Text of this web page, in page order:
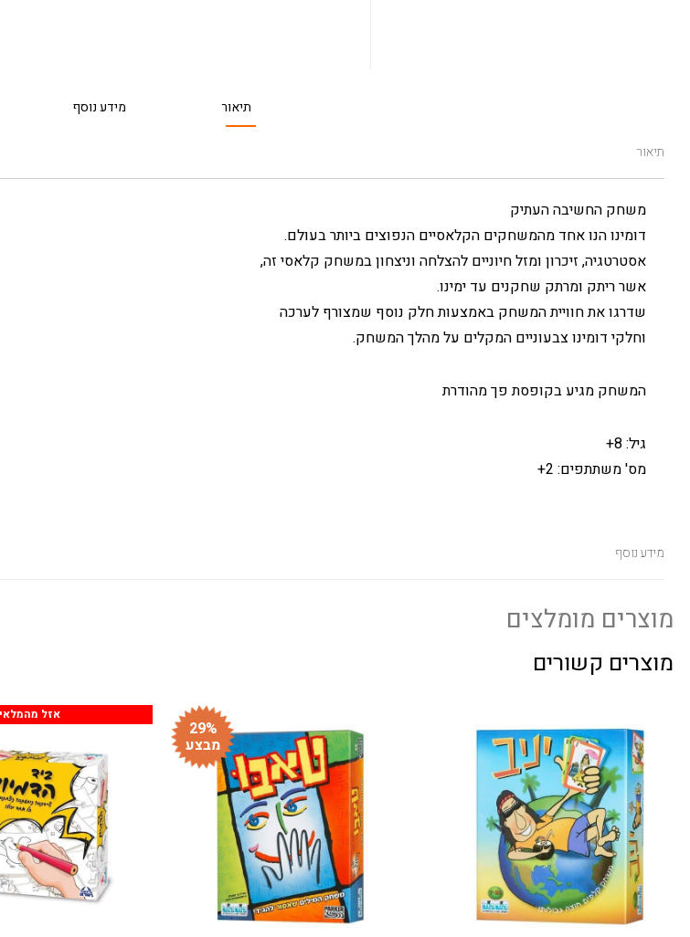
תיאור מידע נוסף
תיאור
משחק החשיבה העתיק
דומינו הנו אחד מהמשחקים הקלאסיים הנפוצים ביותר בעולם.
אסטרטגיה, זיכרון ומזל חיוניים להצלחה וניצחון במשחק קלאסי זה,
אשר ריתק ומרתק שחקנים עד ימינו.
שדרגו את חוויית המשחק באמצעות חלק נוסף שמצורף לערכה
וחלקי דומינו צבעוניים המקלים על מהלך המשחק.
המשחק מגיע בקופסת פך מהודרת
גיל: 8+
מס' משתתפים: 2+
מידע נוסף
מוצרים מומלצים
מוצרים קשורים
29%
מבצע
אזל מהמלאי